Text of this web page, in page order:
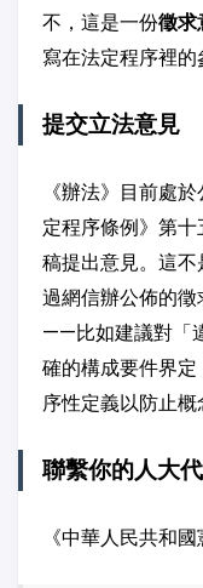
不，這是一份徵求
寫在法定程序裡的
提交立法意見
《辦法》目前處
定程序條例》第
稿提出意見。這
過網信辦公佈的
——比如建議對「
確的構成要件界
序性定義以防止概
聯繫你的人大
《中華人民共和